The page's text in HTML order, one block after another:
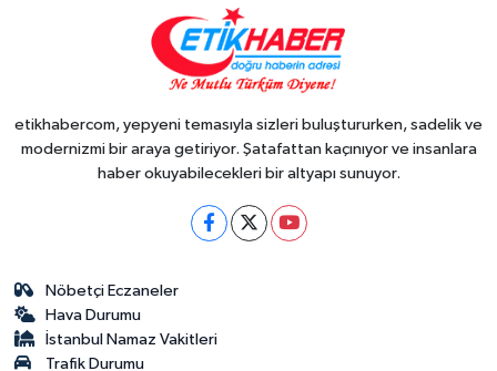
etikhabercom, yepyeni temasıyla sizleri buluştururken, sadelik ve
modernizmi bir araya getiriyor. Şatafattan kaçınıyor ve insanlara
haber okuyabilecekleri bir altyapı sunuyor.
Nöbetçi Eczaneler
Hava Durumu
İstanbul Namaz Vakitleri
Trafik Durumu